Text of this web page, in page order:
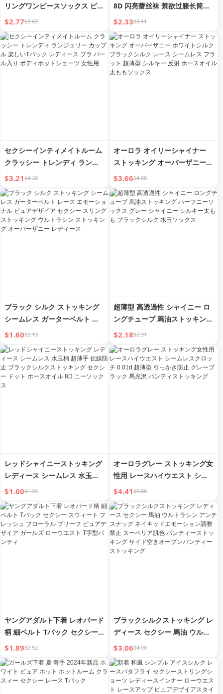
リングワンピースソックス ピュ
アデザイア風 3Dウルトラシン
レース コントラストカラー ホ
ールドアップ オイリーソックス
レディース用
$2.77$3.69
8D 闪亮蕾丝袜 禁欲过膝长筒靴
马油袜 女士
$2.33$3.11
セクシーインティメイトルーム
クラッシー トレンディ ランジ
ェリー カップル 楽しいTバック
レディース ブラ パール入り ボ
ディホットショーツ 女性用
$3.21$4.28
オーロラ オイリーシャイナー
ストッキング オーバーザニー
ホワイトシルク ブラックシルク
レース シームレス フラット 超
薄型 シルキー 反射 ホースオイ
ル 太ももソックス
$3.66$4.88
ブラック シルク ストッキング
シームレス ガーターベルト レ
ース エモーショナル ピュアデ
ザイア セクシー スリング スト
ッキング ウルトラシン ストッ
キング オーバーザニー レディ
ース
$1.60$2.13
超薄型 高透過性 シャイニー ロ
ングチューブ 馬油ストッキング
ハーフニーソックス グレー シ
ャイニー シルキー太もも ブラ
ックシルク 水玉ソックス
$2.18$2.91
レッドシャイニーストッキング
レディース シームレス 水玉柄
超薄手 伝線防止 ブラックシル
クストッキング セクシー ドッ
ト ホースオイル 8D ニーソック
ス
$1.00$1.33
オーロラグレー ストッキング女
性用 レースハイウエスト シー
ムレスクロッチ 0.01d 超薄型
引っかき防止 グレーブラック
馬光沢 パンティストッキング
$4.41$5.88
ヤングアダルト下着 レオパード
柄 細ベルト Tバック セクシー
スウィート フレッシュ フロー
ラル ブリーフ ピュアデザイア
ガールズ ローウエスト T字型パ
ンティ
$1.89$2.52
ブラックシルクストッキング レ
ディース セクシー 馬油 ウルト
ラシン アンチスナッグ ネイキ
ッドエモーション調整 禁止 ス
ーペリア肌色 パンティーストッ
キング サイド空きオープンパン
ティーストッキング
$3.06$4.08